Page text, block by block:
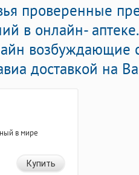
проверенные
в онлайн-
возбуждающие
доставкой на
в мире
Купить